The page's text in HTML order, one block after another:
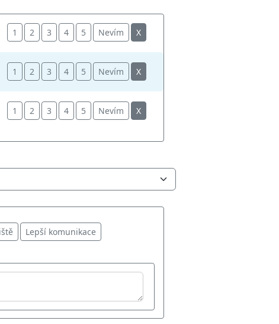
1 2 3 4 5 Nevím X
1 2 3 4 5 Nevím X
1 2 3 4 5 Nevím X
Lepší komunikace